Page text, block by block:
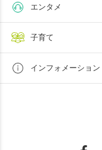
エンタメ
子育て
インフォメーション